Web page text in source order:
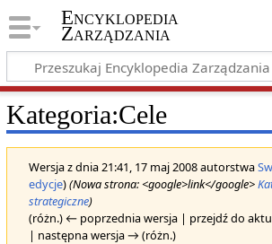
Encyklopedia
Zarządzania
Kategoria:Cele
Wersja z dnia 21:41, 17 maj 2008 autorstwaSw
edycje)(Nowa strona: <google>link</google>
strategiczne)
(różn.) ← poprzednia wersja | przejdź do
| następna wersja → (różn.)